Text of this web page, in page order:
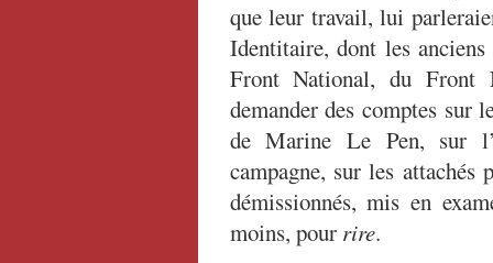
que leur travail, lui
Identitaire, dont les
Front National, du Front
demander des comptes sur
de Marine Le Pen, sur
campagne, sur les attachés
démissionnés, mis en
moins, pour rire.